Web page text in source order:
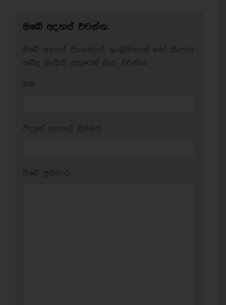
ඔබේ අදහස් එවන්න.